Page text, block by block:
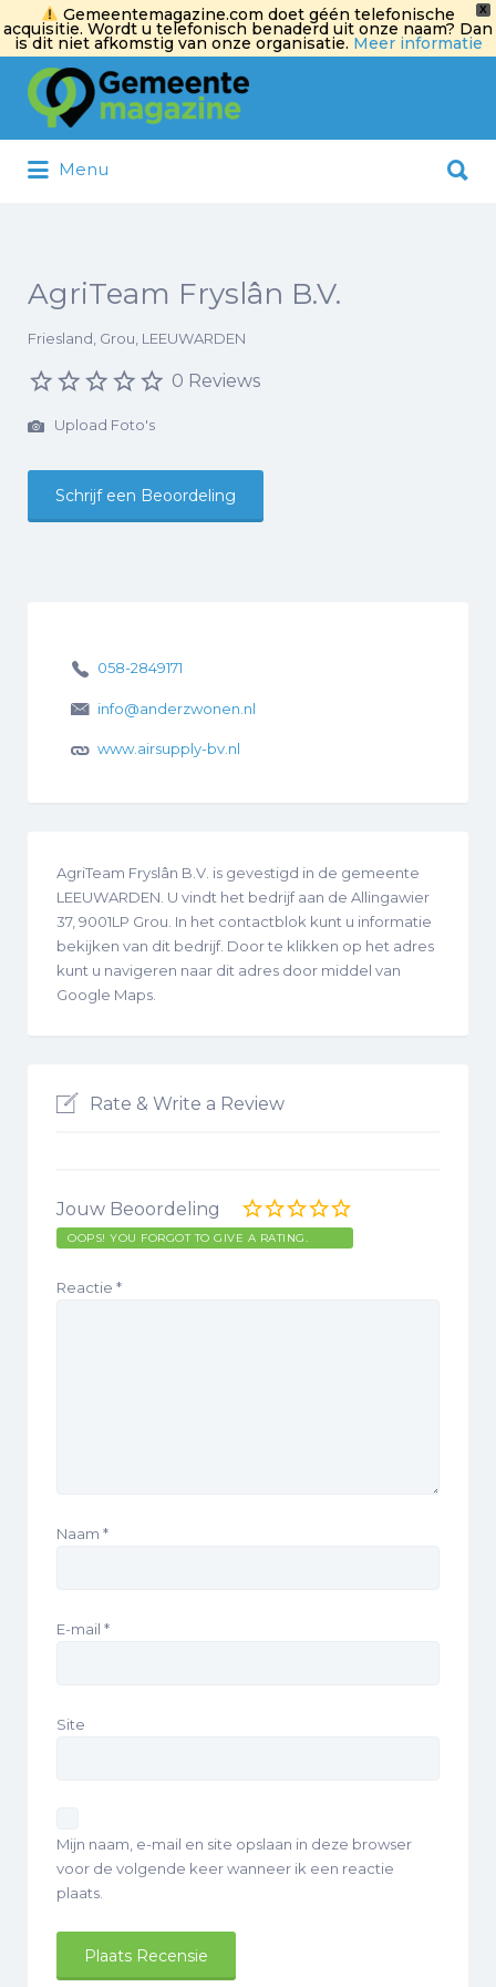
X
Gemeentemagazine.com doet géén telefonische
acquisitie. Wordt u telefonisch benaderd uit onze naam? Dan
is dit niet afkomstig van onze organisatie. Meer informatie
Zoek
naar:
Menu
naar:
AgriTeam Fryslân B.V.
Friesland, Grou, LEEUWARDEN
0 Reviews
Upload Foto's
Schrijf een Beoordeling
058-2849171
info@anderzwonen.nl
www.airsupply-bv.nl
AgriTeam Fryslân B.V. is gevestigd in de gemeente
LEEUWARDEN. U vindt het bedrijf aan de Allingawier
37, 9001LP Grou. In het contactblok kunt u informatie
bekijken van dit bedrijf. Door te klikken op het adres
kunt u navigeren naar dit adres door middel van
Google Maps.
Rate & Write a Review
Jouw Beoordeling
OOPS! YOU FORGOT TO GIVE A RATING.
Reactie *
Naam *
E-mail *
Site
Mijn naam, e-mail en site opslaan in deze browser
voor de volgende keer wanneer ik een reactie
plaats.